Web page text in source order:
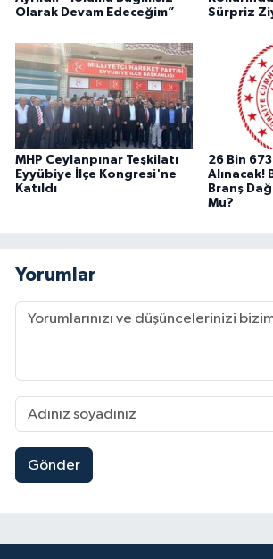
Olarak Devam Edeceğim”
Sürpriz
MHP Ceylanpınar Teşkilatı
Eyyübiye İlçe Kongresi'ne
Katıldı
26 Bin
Alınacak!
Branş
Mu?
Yorumlar
Gönder